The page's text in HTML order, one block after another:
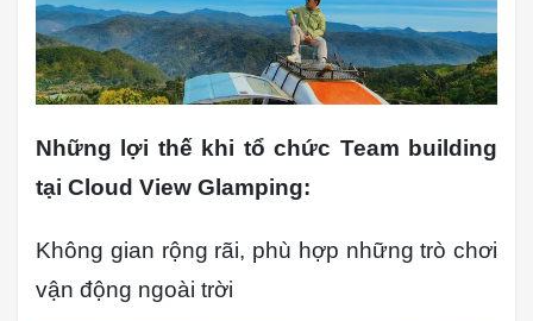
Những lợi thế khi tổ chức Team building
tại Cloud View Glamping:
Không gian rộng rãi, phù hợp những trò chơi
vận động ngoài trời